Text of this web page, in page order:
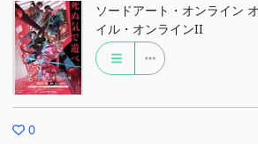
ソードアート・オンライン
イル・オンラインII
0